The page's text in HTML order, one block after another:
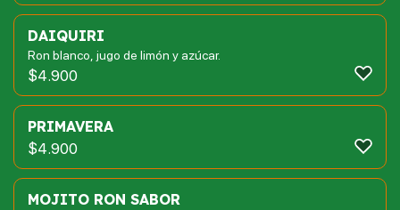
DAIQUIRI
Ron blanco, jugo de limón y azúcar.
$4.900
PRIMAVERA
$4.900
MOJITO RON SABOR